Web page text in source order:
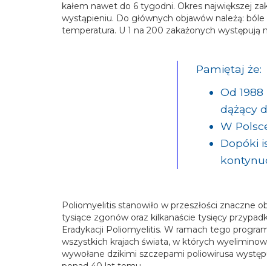
kałem nawet do 6 tygodni. Okres największej
wystąpieniu. Do głównych objawów należą:
temperatura. U 1 na 200 zakażonych występują
Pamiętaj że:
Od
dążący
W
Dopóki
Poliomyelitis stanowiło w przeszłości znaczne
tysiące zgonów oraz kilkanaście tysięcy
Eradykacji Poliomyelitis. W ramach tego
wszystkich krajach świata, w których
wywołane dzikimi szczepami poliowirusa